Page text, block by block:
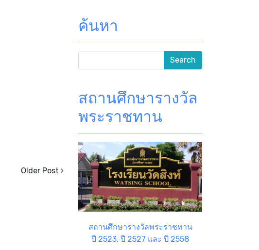
Older Post
ค้นหา
สถานศึกษารางวัล
พระราชทาน
สถานศึกษารางวัลพระราชทาน
ปี 2523, ปี 2527 และ ปี 2558